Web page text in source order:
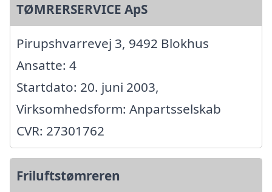
TØMRERSERVICE ApS
Pirupshvarrevej 3, 9492 Blokhus
Ansatte: 4
Startdato: 20. juni 2003,
Virksomhedsform: Anpartsselskab
CVR: 27301762
Friluftstømreren